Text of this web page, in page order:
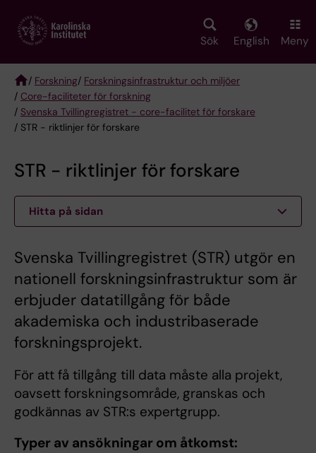
main
Sök English Meny
Breadcrumb
/ Forskning/ Forskningsinfrastruktur och miljöer
/ Core-faciliteter för forskning
/ Svenska Tvillingregistret - core-facilitet för forskare
/ STR - riktlinjer för forskare
STR - riktlinjer för forskare
Hitta på sidan
Svenska Tvillingregistret (STR) utgör en
nationell forskningsinfrastruktur som är
erbjuder datatillgång för både
akademiska och industribaserade
forskningsprojekt.
För att få tillgång till data måste alla projekt,
oavsett forskningsområde, granskas och
godkännas av STR:s expertgrupp.
Typer av ansökningar om åtkomst: